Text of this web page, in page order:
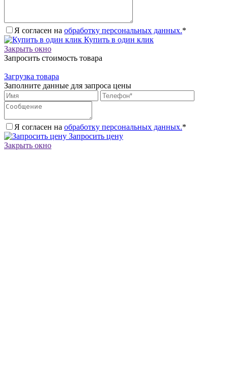
Я согласен на обработку персональных данных.*
Купить в один клик
Закрыть окно
Запросить стоимость товара
Загрузка товара
Заполните данные для запроса цены
Я согласен на обработку персональных данных.*
Запросить цену
Закрыть окно